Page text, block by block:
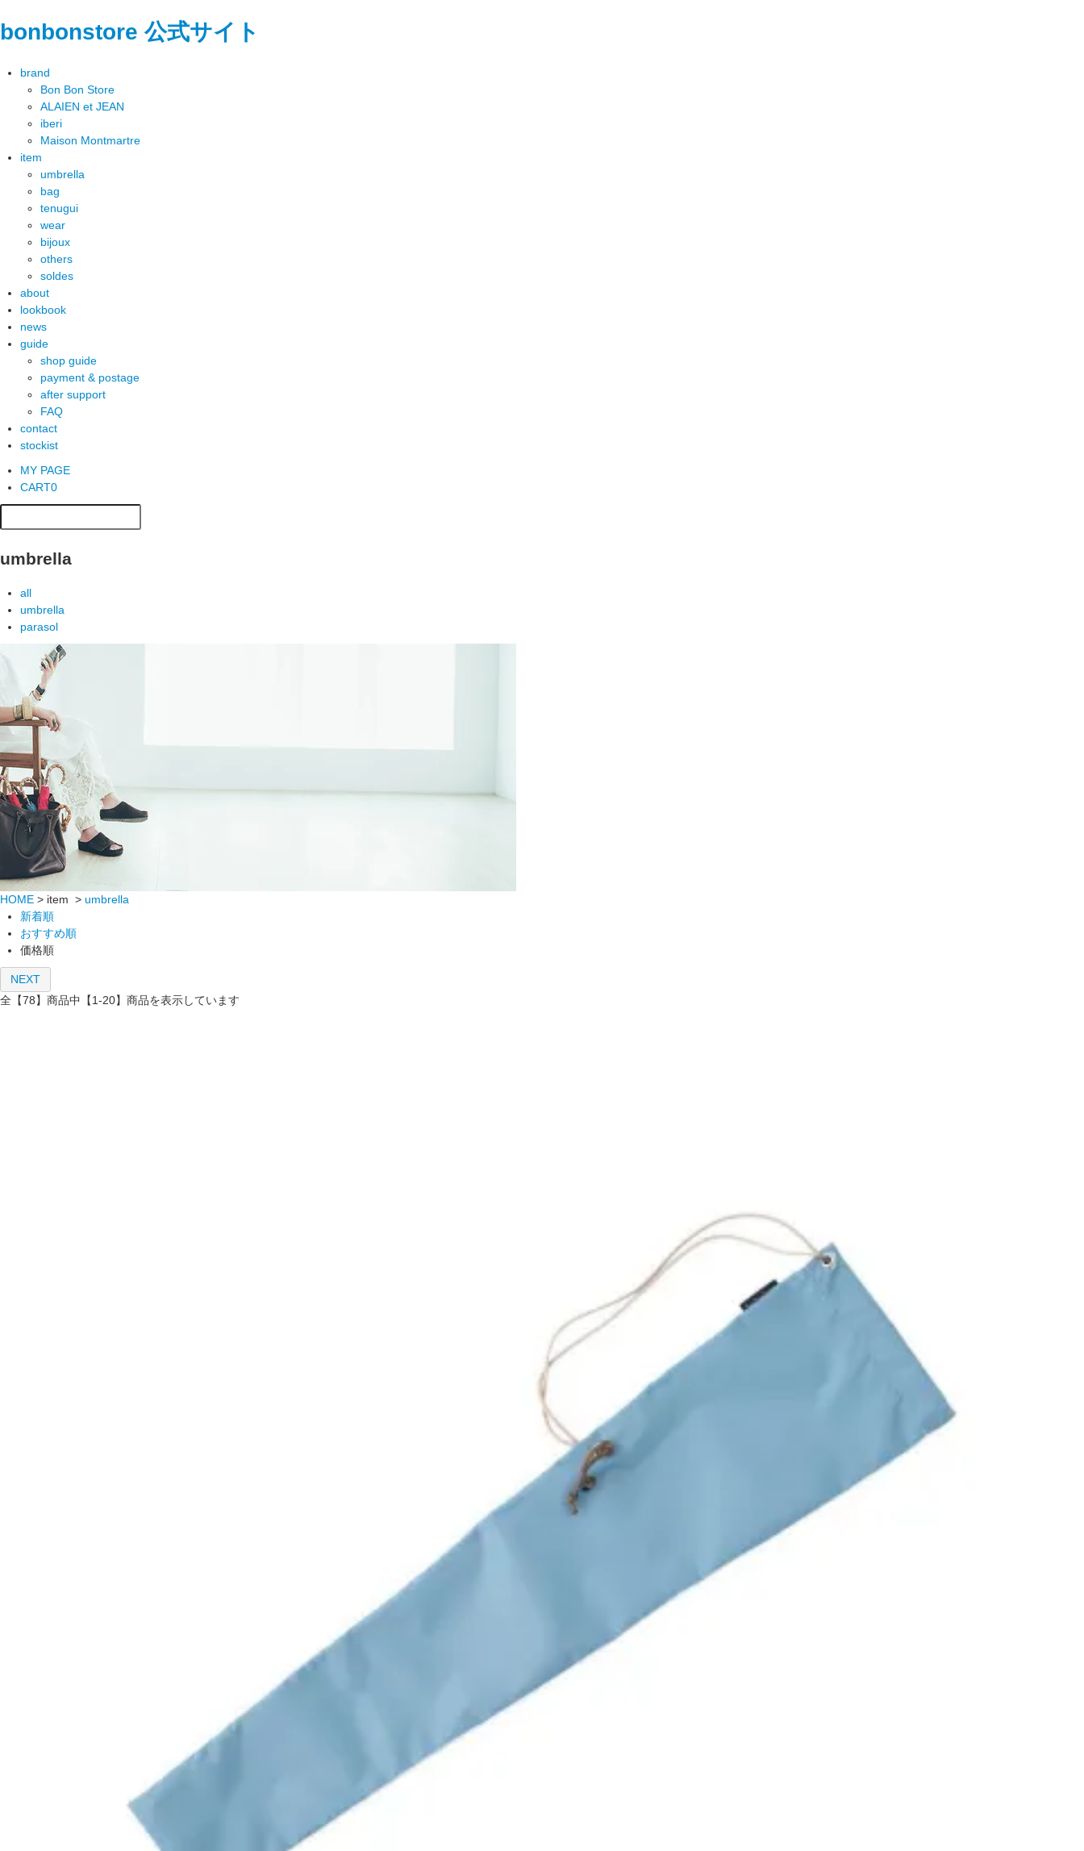
bonbonstore 公式サイト
brand
Bon Bon Store
ALAIEN et JEAN
iberi
Maison Montmartre
item
umbrella
bag
tenugui
wear
bijoux
others
soldes
about
lookbook
news
guide
shop guide
payment & postage
after support
FAQ
contact
stockist
MY PAGE
CART0
umbrella
all
umbrella
parasol
HOME > item > umbrella
新着順
おすすめ順
価格順
NEXT
全【78】商品中【1-20】商品を表示しています